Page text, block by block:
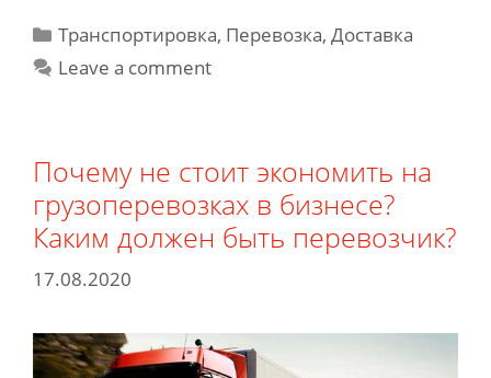
выбрать
Categories
Транспортировка, Перевозка, Доставка
Leave a comment
Почему не стоит экономить на
грузоперевозках в бизнесе?
Каким должен быть перевозчик?
17.08.2020